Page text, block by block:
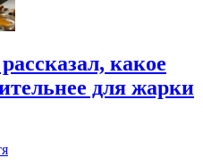
какое
для жарки